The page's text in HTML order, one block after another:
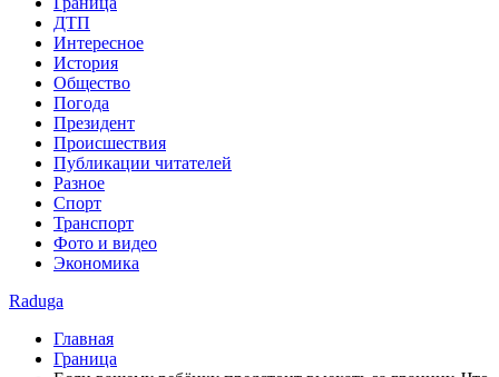
ДТП
Интересное
История
Общество
Погода
Президент
Происшествия
Публикации читателей
Разное
Спорт
Транспорт
Фото и видео
Экономика
Raduga
Главная
Граница